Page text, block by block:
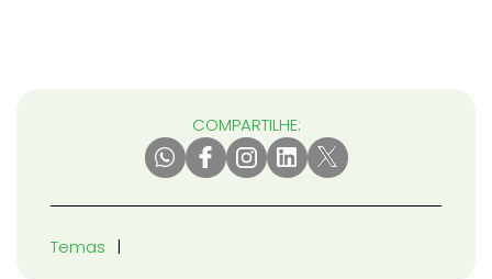
COMPARTILHE:
Temas